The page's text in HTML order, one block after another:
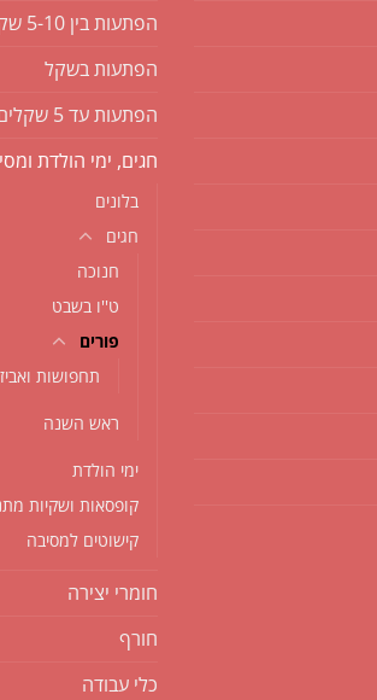
הפתעות בין 5-10 שקלים
הפתעות בשקל
הפתעות עד 5 שקלים
חגים, ימי הולדת
בלונים
חגים
חנוכה
ט''ו בשבט
פורים
תחפושות
ראש השנה
ימי הולדת
קופסאות ושקיות
קישוטים למסיבה
חומרי יצירה
חורף
כלי עבודה